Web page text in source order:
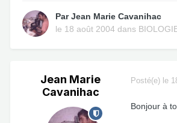
ParJean Marie Cavanihac
le 18 août 2004 dans
Jean Marie
Cavanihac
Posté(e) le
Bonjour à